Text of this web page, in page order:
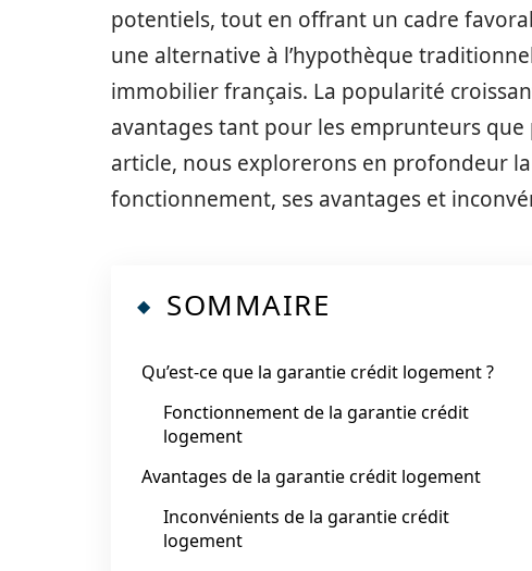
potentiels, tout en offrant un cadre
une alternative à l’hypothèque
immobilier français. La popularité
avantages tant pour les emprunteurs
article, nous explorerons en profondeur
fonctionnement, ses avantages et
SOMMAIRE
Qu’est-ce que la garantie crédit logement ?
Fonctionnement de la garantie crédit
logement
Avantages de la garantie crédit logement
Inconvénients de la garantie crédit
logement